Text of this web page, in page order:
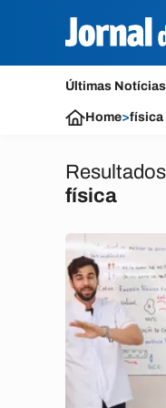
Últimas Notícias
Home>física
física